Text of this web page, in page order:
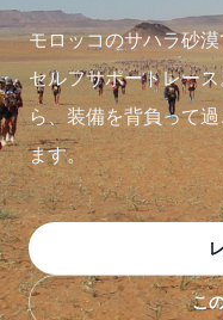
モロッコのサハラ砂
セルフサポートレー
ら、装備を背負って
ます。
こ